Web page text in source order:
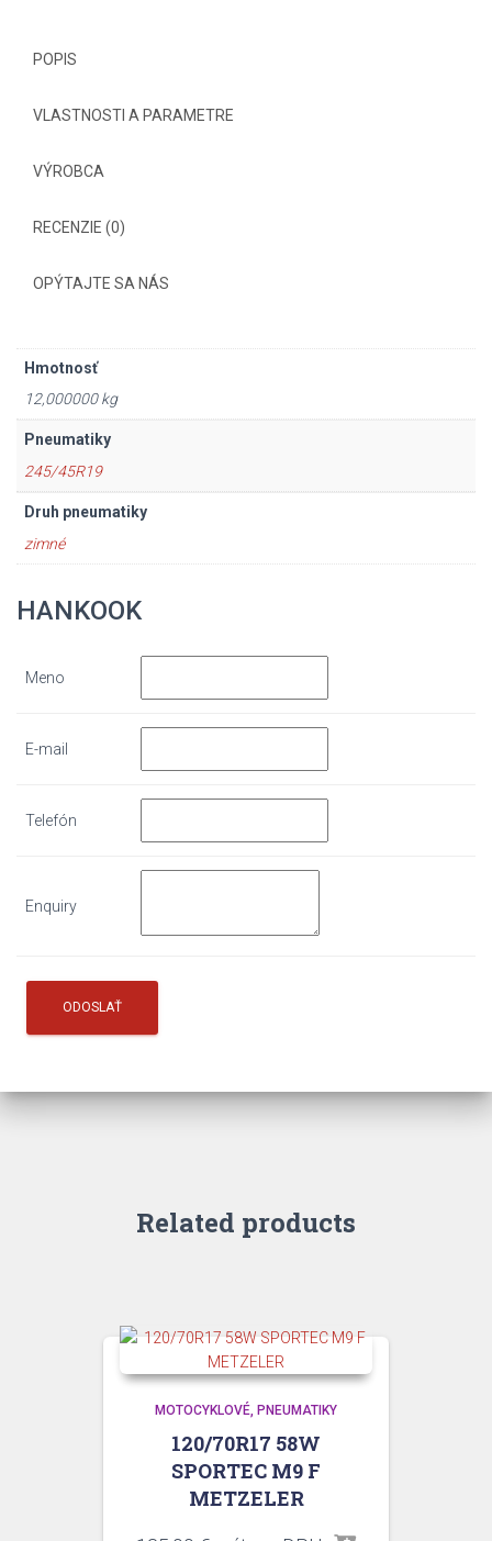
POPIS
VLASTNOSTI A PARAMETRE
VÝROBCA
RECENZIE (0)
OPÝTAJTE SA NÁS
Hmotnosť
12,000000 kg
Pneumatiky
245/45R19
Druh pneumatiky
zimné
HANKOOK
Meno
E-mail
Telefón
Enquiry
Related products
MOTOCYKLOVÉ PNEUMATIKY
120/70R17 58W
SPORTEC M9 F
METZELER